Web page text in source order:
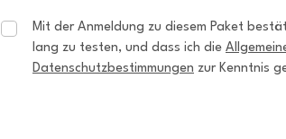
Mit der Anmeldung zu diesem Paket
lang zu testen, und dass ich die
Datenschutzbestimmungen zur Kenntnis